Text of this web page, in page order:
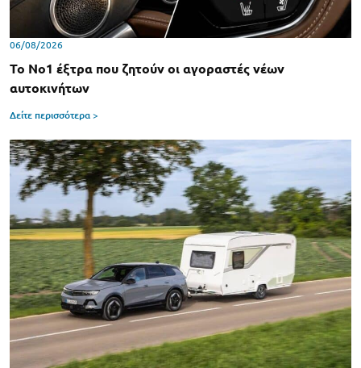
06/08/2026
Το Νο1 έξτρα που ζητούν οι αγοραστές νέων
αυτοκινήτων
Δείτε περισσότερα >